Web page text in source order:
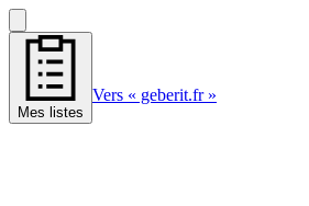
Mes listes
Vers « geberit.fr »